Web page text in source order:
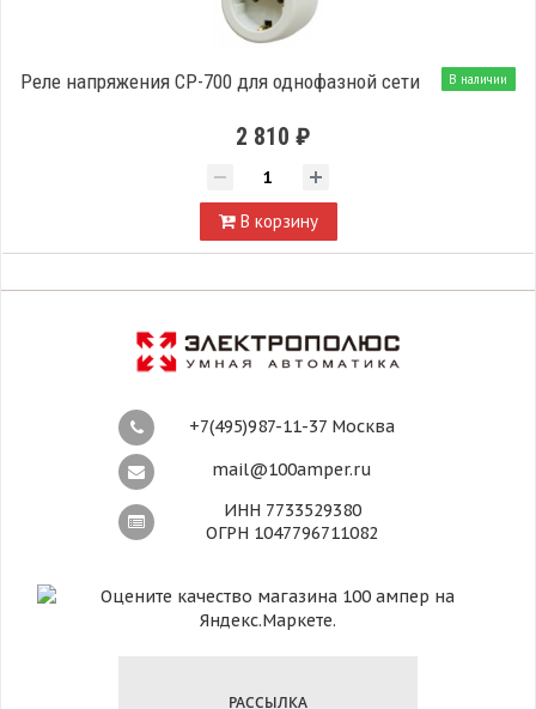
В наличии
Реле напряжения CP-700 для однофазной сети
2 810 ₽
В корзину
+7(495)987-11-37 Москва
mail@100amper.ru
ИНН 7733529380
ОГРН 1047796711082
РАССЫЛКА